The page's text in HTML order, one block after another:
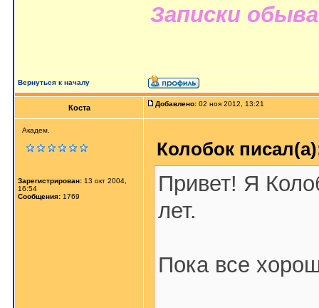
Записки
Вернуться к началу
Коста Добавлено: 02 ноя 2012, 13:21
Академ.
Зарегистрирован: 13 окт 2004,
16:54
Сообщения: 1769
Колобок
Привет! Я
лет.
Пока все